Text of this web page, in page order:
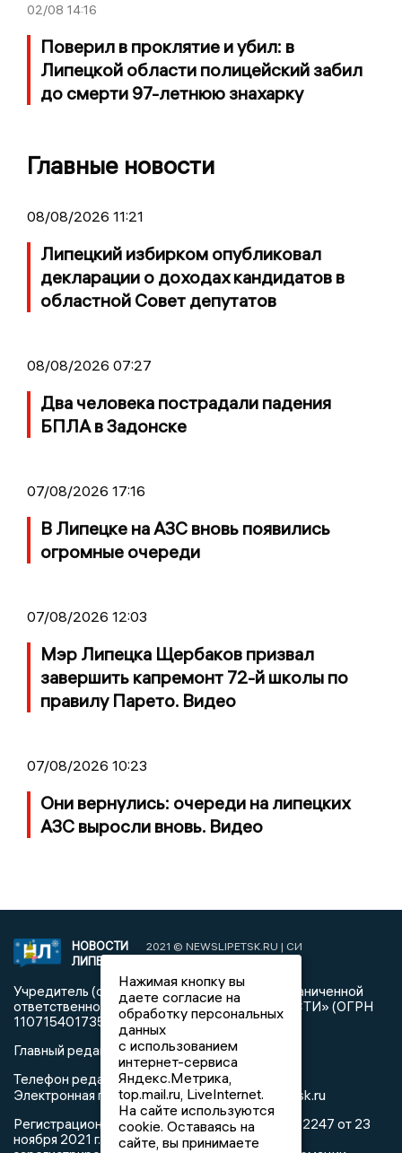
02/08 14:16
Поверил в проклятие и убил: в
Липецкой области полицейский забил
до смерти 97-летнюю знахарку
Главные новости
08/08/2026 11:21
Липецкий избирком опубликовал
декларации о доходах кандидатов в
областной Совет депутатов
08/08/2026 07:27
Два человека пострадали падения
БПЛА в Задонске
07/08/2026 17:16
В Липецке на АЗС вновь появились
огромные очереди
07/08/2026 12:03
Мэр Липецка Щербаков призвал
завершить капремонт 72-й школы по
правилу Парето. Видео
07/08/2026 10:23
Они вернулись: очереди на липецких
АЗС выросли вновь. Видео
НОВОСТИ
ЛИПЕЦКА
2021 © NEWSLIPETSK.RU | СИ
Учредитель (соучредители): Общество с ограниченной
ответственностью «РЕГИОНАЛЬНЫЕ НОВОСТИ» (ОГРН
1107154017354)
Главный редактор: Герцог Е.Г.
Телефон редакции: +7 903 699 9427
Электронная почта редакции:info@newslipetsk.ru
Регистрационный номер: серия Эл № ФС77-82247 от 23
ноября 2021 г. согласно выписке из реестра
Нажимая кнопку вы
даете согласие на
обработку персональных
данных
с использованием
интернет-сервиса
Яндекс.Метрика,
top.mail.ru, LiveInternet.
На сайте используются
cookie. Оставаясь на
сайте, вы принимаете